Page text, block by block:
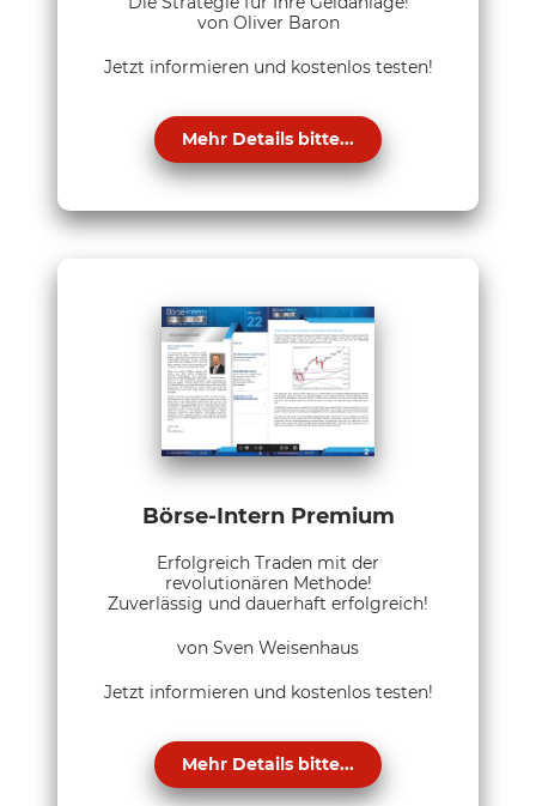
von Oliver Baron
Jetzt informieren und kostenlos testen!
Mehr Details bitte...
Börse-Intern Premium
Erfolgreich Traden mit der
revolutionären Methode!
Zuverlässig und dauerhaft erfolgreich!
von Sven Weisenhaus
Jetzt informieren und kostenlos testen!
Mehr Details bitte...